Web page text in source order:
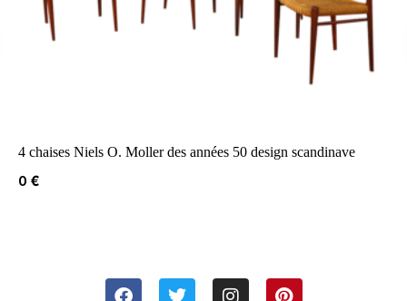
4 chaises Niels O. Moller des années 50 design scandinave
0 €